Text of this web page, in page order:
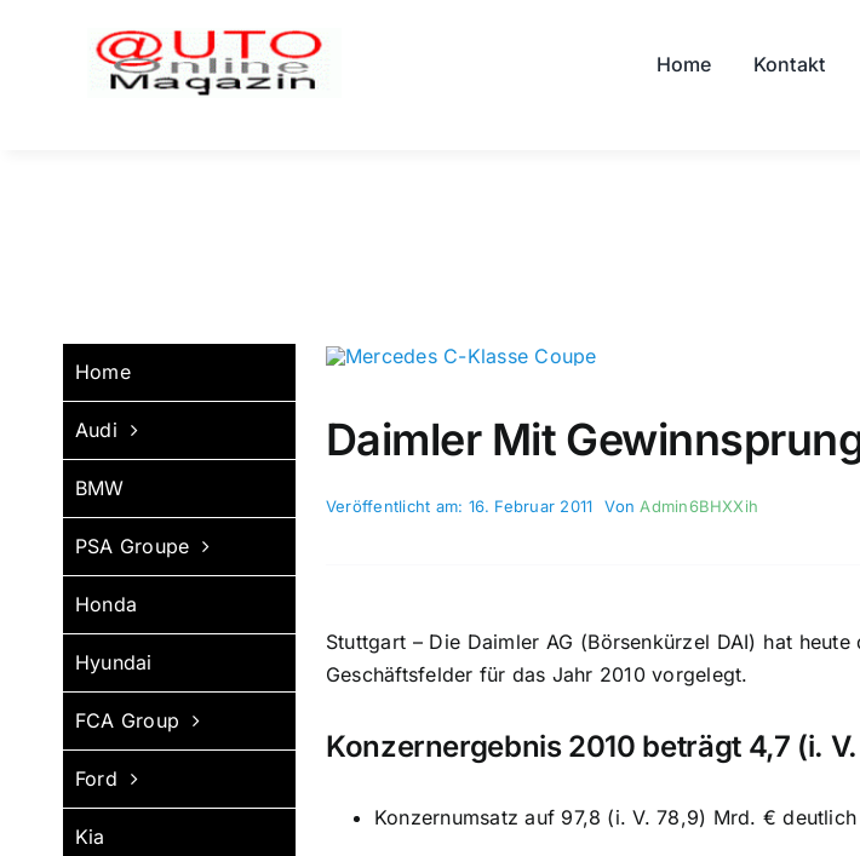
Home Kontakt
Home
Audi
BMW
PSA Groupe
Honda
Hyundai
FCA Group
Ford
Kia
Daimler Mit
Veröffentlicht am: 16. Februar 2011 Von Admin6BHXXih
Stuttgart – Die Daimler AG (Börsenkürzel DAI) hat
Geschäftsfelder für das Jahr 2010 vorgelegt.
Konzernergebnis 2010 beträgt 4,7 (i.
Konzernumsatz auf 97,8 (i. V. 78,9) Mrd. €